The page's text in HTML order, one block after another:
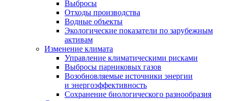
Выбросы
Отходы производства
Водные объекты
Экологические показатели по зарубежным
активам
Изменение климата
Управление климатическими рисками
Выбросы парниковых газов
Возобновляемые источники энергии
и энергоэффективность
Сохранение биологического разнообразия